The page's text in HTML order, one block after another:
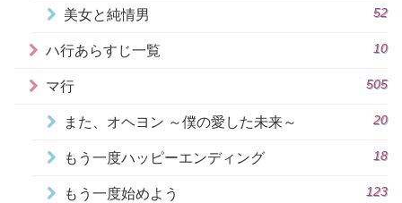
美女と純情男 52
ハ行あらすじ一覧 10
マ行 505
また、オヘヨン ～僕の愛した未来～ 20
もう一度ハッピーエンディング 18
もう一度始めよう 123